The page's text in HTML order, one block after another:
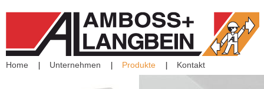
Home Unternehmen Produkte Kontakt